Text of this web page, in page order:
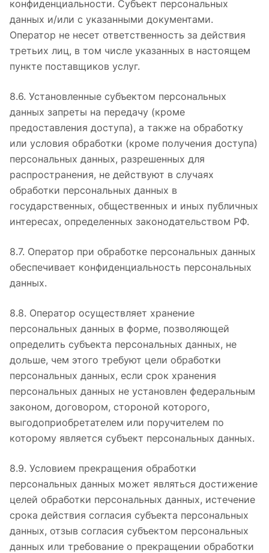
конфиденциальности. Субъект персональных
данных и/или с указанными документами.
Оператор не несет ответственность за действия
третьих лиц, в том числе указанных в настоящем
пункте поставщиков услуг.
8.6. Установленные субъектом персональных
данных запреты на передачу (кроме
предоставления доступа), а также на обработку
или условия обработки (кроме получения доступа)
персональных данных, разрешенных для
распространения, не действуют в случаях
обработки персональных данных в
государственных, общественных и иных публичных
интересах, определенных законодательством РФ.
8.7. Оператор при обработке персональных данных
обеспечивает конфиденциальность персональных
данных.
8.8. Оператор осуществляет хранение
персональных данных в форме, позволяющей
определить субъекта персональных данных, не
дольше, чем этого требуют цели обработки
персональных данных, если срок хранения
персональных данных не установлен федеральным
законом, договором, стороной которого,
выгодоприобретателем или поручителем по
которому является субъект персональных данных.
8.9. Условием прекращения обработки
персональных данных может являться достижение
целей обработки персональных данных, истечение
срока действия согласия субъекта персональных
данных, отзыв согласия субъектом персональных
данных или требование о прекращении обработки